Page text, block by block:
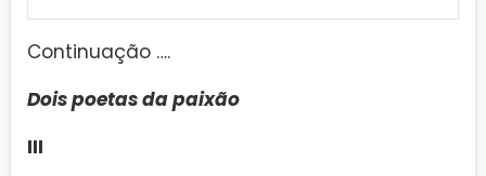
Continuação ….
Dois poetas da paixão
III